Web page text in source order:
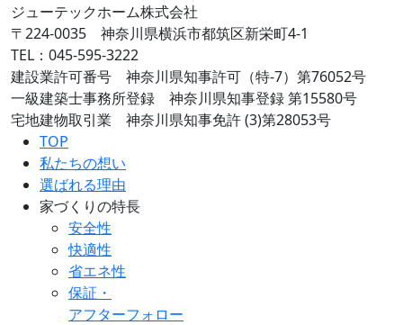
ジューテックホーム株式会社
〒224-0035 神奈川県横浜市都筑区新栄町4-1
TEL：045-595-3222
建設業許可番号 神奈川県知事許可（特-7）第76052号
一級建築士事務所登録 神奈川県知事登録 第15580号
宅地建物取引業 神奈川県知事免許 (3)第28053号
TOP
私たちの想い
選ばれる理由
家づくりの特長
安全性
快適性
省エネ性
保証・
アフターフォロー